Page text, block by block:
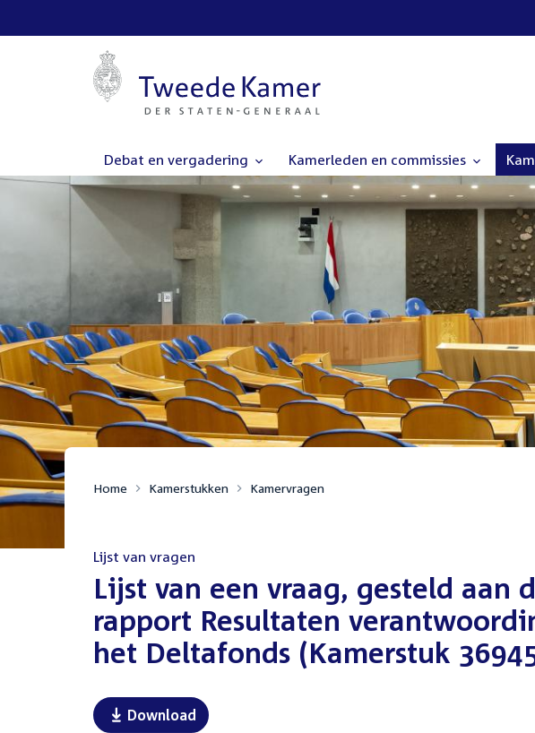
Debat en vergadering Kamerleden en commissies
Home Kamerstukken Kamervragen
Lijst van vragen
:Lijst van een vraag, gesteld aan
rapport Resultaten
het Deltafonds (Kamerstuk
Download